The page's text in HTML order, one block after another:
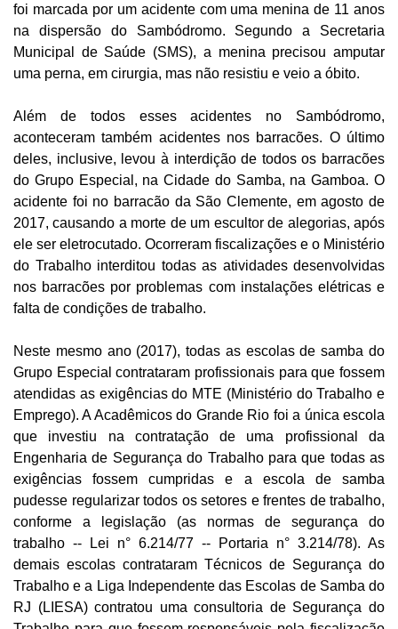
foi marcada por um acidente com uma menina de 11 anos
na dispersão do Sambódromo. Segundo a Secretaria
Municipal de Saúde (SMS), a menina precisou amputar
uma perna, em cirurgia, mas não resistiu e veio a óbito.
Além de todos esses acidentes no Sambódromo,
aconteceram também acidentes nos barracões. O último
deles, inclusive, levou à interdição de todos os barracões
do Grupo Especial, na Cidade do Samba, na Gamboa. O
acidente foi no barracão da São Clemente, em agosto de
2017, causando a morte de um escultor de alegorias, após
ele ser eletrocutado. Ocorreram fiscalizações e o Ministério
do Trabalho interditou todas as atividades desenvolvidas
nos barracões por problemas com instalações elétricas e
falta de condições de trabalho.
Neste mesmo ano (2017), todas as escolas de samba do
Grupo Especial contrataram profissionais para que fossem
atendidas as exigências do MTE (Ministério do Trabalho e
Emprego). A Acadêmicos do Grande Rio foi a única escola
que investiu na contratação de uma profissional da
Engenharia de Segurança do Trabalho para que todas as
exigências fossem cumpridas e a escola de samba
pudesse regularizar todos os setores e frentes de trabalho,
conforme a legislação (as normas de segurança do
trabalho -- Lei n° 6.214/77 -- Portaria n° 3.214/78). As
demais escolas contrataram Técnicos de Segurança do
Trabalho e a Liga Independente das Escolas de Samba do
RJ (LIESA) contratou uma consultoria de Segurança do